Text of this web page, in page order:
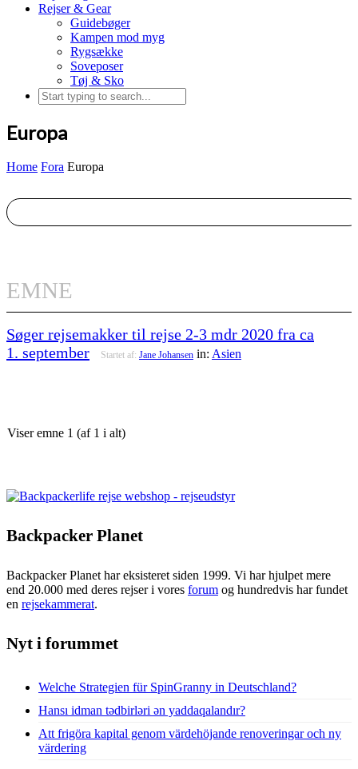
Rejser & Gear
Guidebøger
Kampen mod myg
Rygsække
Soveposer
Tøj & Sko
Europa
Home Fora Europa
EMNE
Søger rejsemakker til rejse 2-3 mdr 2020 fra ca
1. september
Startet af: Jane Johansen in: Asien
Viser emne 1 (af 1 i alt)
Backpacker Planet
Backpacker Planet har eksisteret siden 1999. Vi har hjulpet mere
end 20.000 med deres rejser i vores forum og hundredvis har fundet
en rejsekammerat.
Nyt i forummet
Welche Strategien für SpinGranny in Deutschland?
Hansı idman tədbirləri ən yaddaqalandır?
Att frigöra kapital genom värdehöjande renoveringar och ny
värdering